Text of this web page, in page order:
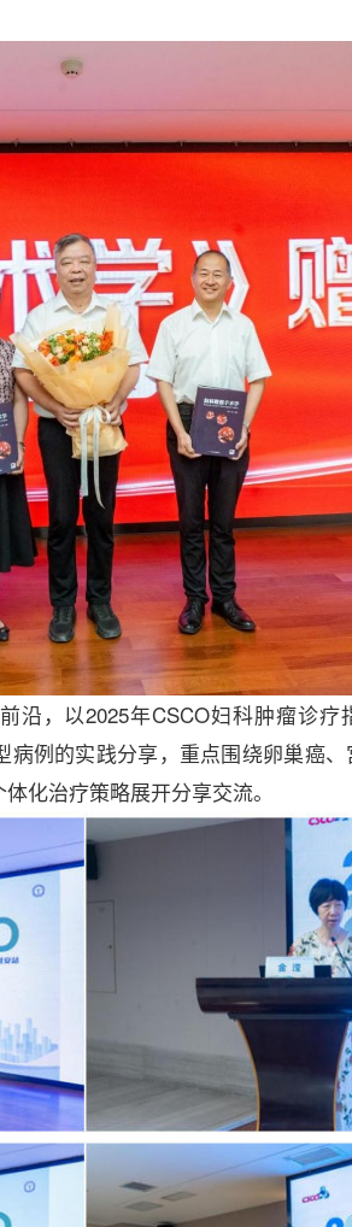
沿，以2025年CSCO妇科肿瘤诊疗
例的实践分享，重点围绕卵巢癌
化治疗策略展开分享交流。